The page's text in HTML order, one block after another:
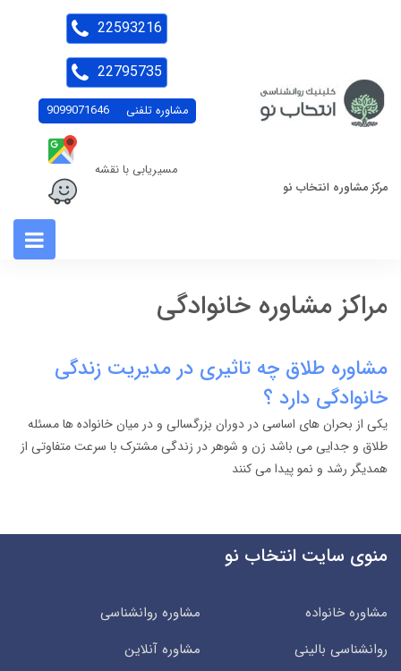
مرکز مشاوره انتخاب نو
مشاوره تلفنی 9099071646
مسیریابی با نقشه
22593216
22795735
مراکز مشاوره خانوادگی
مشاوره طلاق چه تاثیری در مدیریت زندگی
خانوادگی دارد ؟
یکی از بحران های اساسی در دوران بزرگسالی و در میان خانواده ها مسئله
طلاق و جدایی می باشد زن و شوهر در زندگی مشترک با سرعت متفاوتی از
همدیگر رشد و نمو پیدا می کنند
منوی سایت انتخاب نو
مشاوره خانواده
مشاوره روانشناسی
روانشناسی بالینی
مشاوره آنلاین